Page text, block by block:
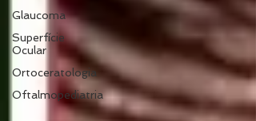
Glaucoma
Superfície
Ocular
Ortoceratologia
Oftalmopediatria